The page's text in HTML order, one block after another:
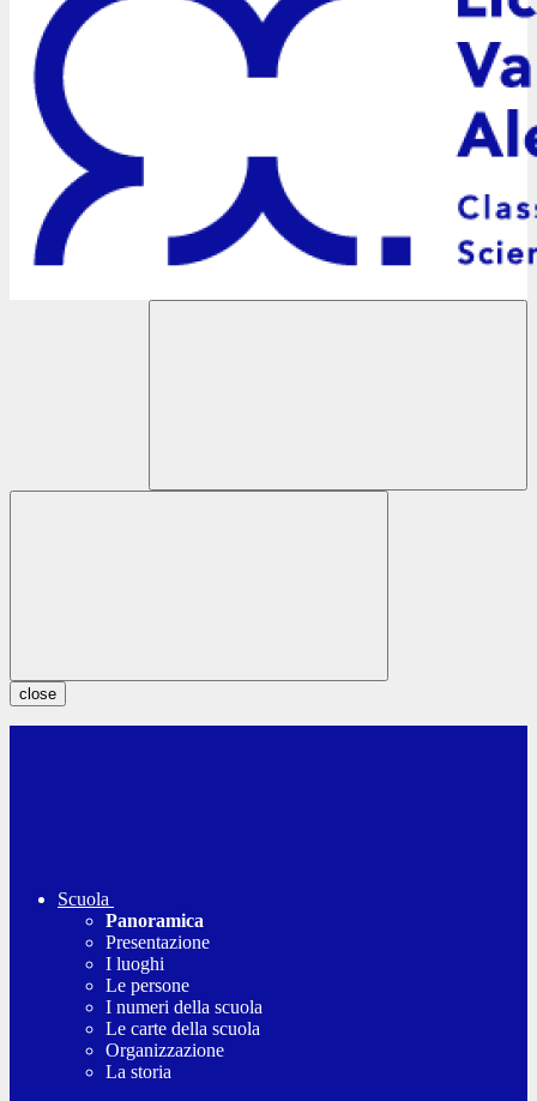
close
Scuola
Panoramica
Presentazione
I luoghi
Le persone
I numeri della scuola
Le carte della scuola
Organizzazione
La storia